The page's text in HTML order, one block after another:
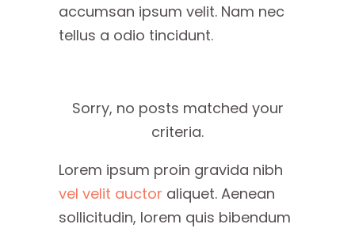
accumsan ipsum velit. Nam nec
tellus a odio tincidunt.
Sorry, no posts matched your
criteria.
Lorem ipsum proin gravida nibh
vel velit auctor aliquet. Aenean
sollicitudin, lorem quis bibendum